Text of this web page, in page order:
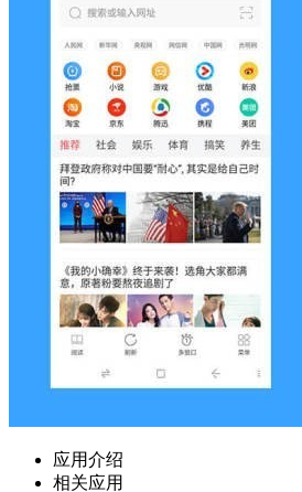
应用介绍
相关应用